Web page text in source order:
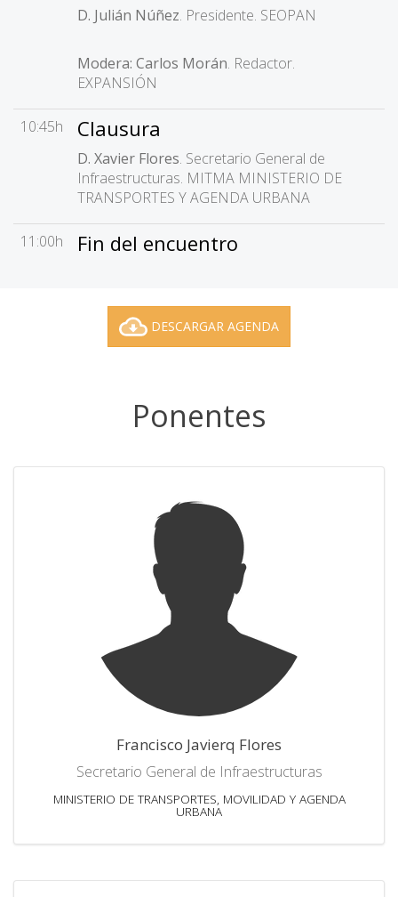
D. Julián Núñez. Presidente. SEOPAN
Modera: Carlos Morán. Redactor.
EXPANSIÓN
10:45h Clausura
D. Xavier Flores. Secretario General de
Infraestructuras. MITMA MINISTERIO DE
TRANSPORTES Y AGENDA URBANA
11:00h Fin del encuentro
DESCARGAR AGENDA
Ponentes
Francisco Javierq Flores
Secretario General de Infraestructuras
MINISTERIO DE TRANSPORTES, MOVILIDAD Y AGENDA
URBANA